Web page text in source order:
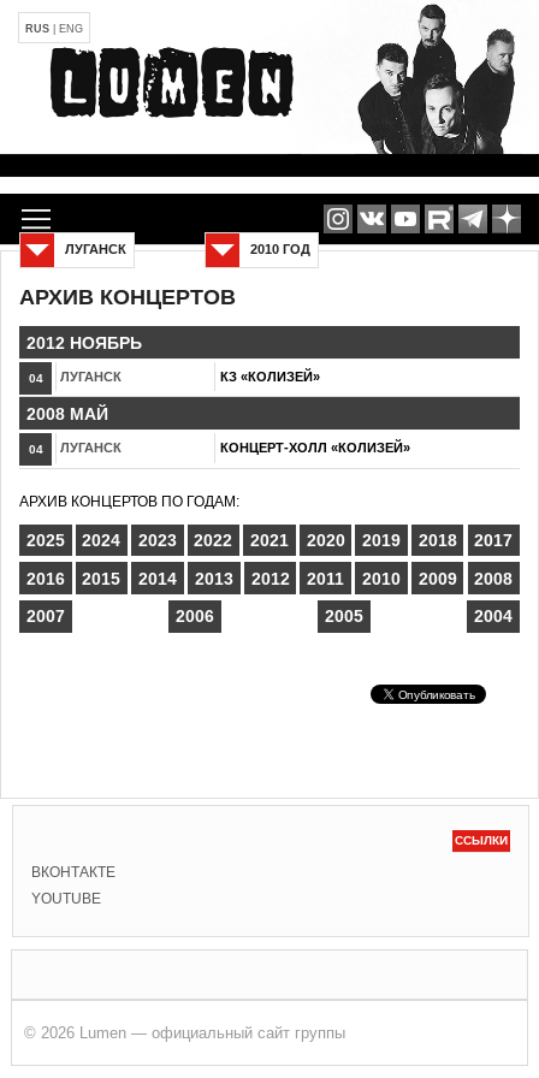
RUS ENG
АРХИВ КОНЦЕРТОВ
2010 ГОД
ЛУГАНСК
2012 НОЯБРЬ
04 ЛУГАНСК КЗ «КОЛИЗЕЙ»
2008 МАЙ
04 ЛУГАНСК КОНЦЕРТ-ХОЛЛ «КОЛИЗЕЙ»
АРХИВ КОНЦЕРТОВ ПО ГОДАМ:
2025 2024 2023 2022 2021 2020 2019 2018
2017
2016
2015 2014 2013 2012 2011 2010 2009
2008
2007
2006 2005 2004
ССЫЛКИ
ВКОНТАКТЕ
YOUTUBE
© 2026 Lumen — официальный сайт группы